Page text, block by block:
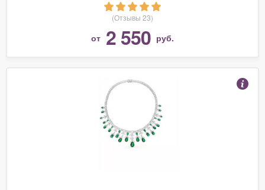
(Отзывы 23)
от 2 550 руб.